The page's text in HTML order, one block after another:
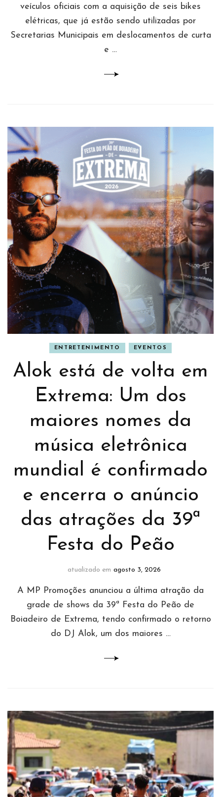
veículos oficiais com a aquisição de seis bikes
elétricas, que já estão sendo utilizadas por
Secretarias Municipais em deslocamentos de curta
e …
ENTRETENIMENTO EVENTOS
Alok está de volta em
Extrema: Um dos
maiores nomes da
música eletrônica
mundial é confirmado
e encerra o anúncio
das atrações da 39ª
Festa do Peão
atualizado em agosto 3, 2026
A MP Promoções anunciou a última atração da
grade de shows da 39ª Festa do Peão de
Boiadeiro de Extrema, tendo confirmado o retorno
do DJ Alok, um dos maiores …